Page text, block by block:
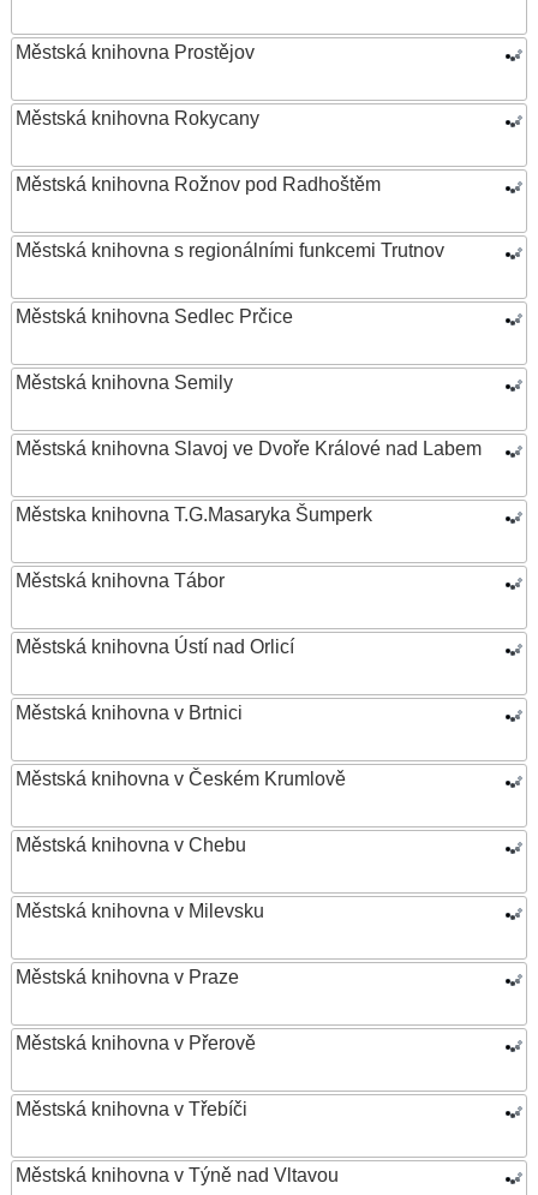
Městská knihovna Prostějov
Městská knihovna Rokycany
Městská knihovna Rožnov pod Radhoštěm
Městská knihovna s regionálními funkcemi Trutnov
Městská knihovna Sedlec Prčice
Městská knihovna Semily
Městská knihovna Slavoj ve Dvoře Králové nad Labem
Městska knihovna T.G.Masaryka Šumperk
Městská knihovna Tábor
Městská knihovna Ústí nad Orlicí
Městská knihovna v Brtnici
Městská knihovna v Českém Krumlově
Městská knihovna v Chebu
Městská knihovna v Milevsku
Městská knihovna v Praze
Městská knihovna v Přerově
Městská knihovna v Třebíči
Městská knihovna v Týně nad Vltavou